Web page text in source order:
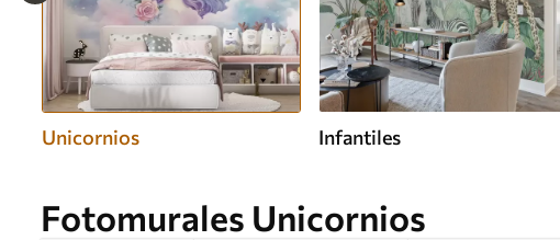
Unicornios Infantiles
Fotomurales Unicornios